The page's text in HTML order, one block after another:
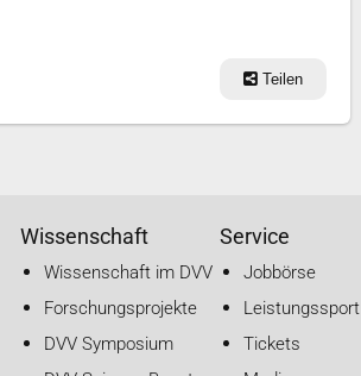
Teilen
Wissenschaft
Wissenschaft im DVV
Forschungsprojekte
DVV Symposium
Service
Jobbörse
Leistungssport
Tickets